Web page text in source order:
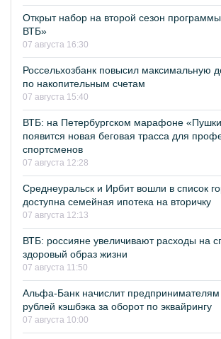
Открыт набор на второй сезон
ВТБ»
07 августа 16:30
Россельхозбанк повысил максимальную
по накопительным счетам
07 августа 15:40
ВТБ: на Петербургском марафоне
появится новая беговая трасса для
спортсменов
07 августа 12:28
Среднеуральск и Ирбит вошли в список
доступна семейная ипотека на вторичку
07 августа 12:13
ВТБ: россияне увеличивают расходы на
здоровый образ жизни
07 августа 11:50
Альфа-Банк начислит
рублей кэшбэка за оборот по эквайрингу
07 августа 10:00